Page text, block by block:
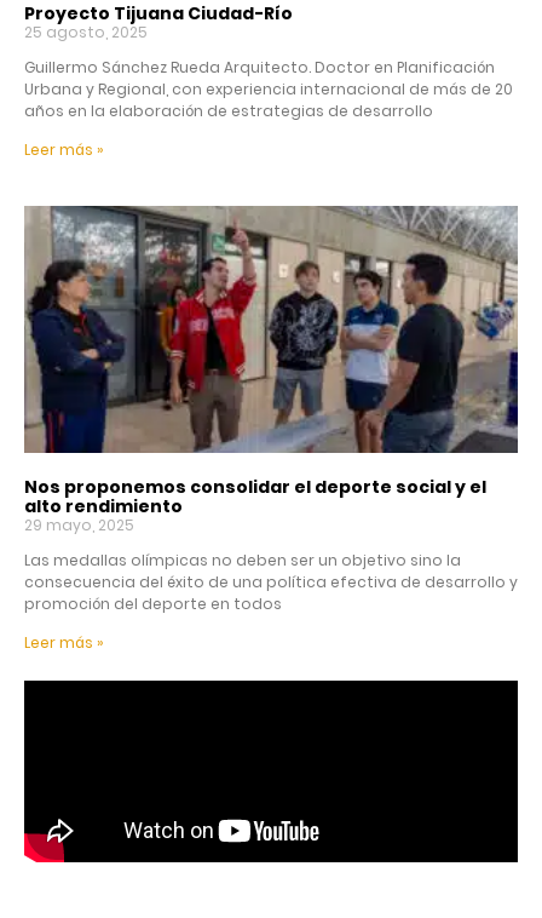
Proyecto Tijuana Ciudad-Río
25 agosto, 2025
Guillermo Sánchez Rueda Arquitecto. Doctor en Planificación
Urbana y Regional, con experiencia internacional de más de 20
años en la elaboración de estrategias de desarrollo
Leer más »
Nos proponemos consolidar el deporte social y el
alto rendimiento
29 mayo, 2025
Las medallas olímpicas no deben ser un objetivo sino la
consecuencia del éxito de una política efectiva de desarrollo y
promoción del deporte en todos
Leer más »